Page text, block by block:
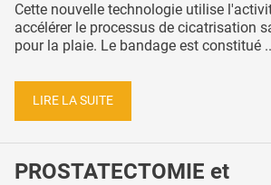
Cette nouvelle technologie utilise
accélérer le processus de cicatrisation
pour la plaie. Le bandage est constitué
LIRE LA SUITE
PROSTATECTOMIE et